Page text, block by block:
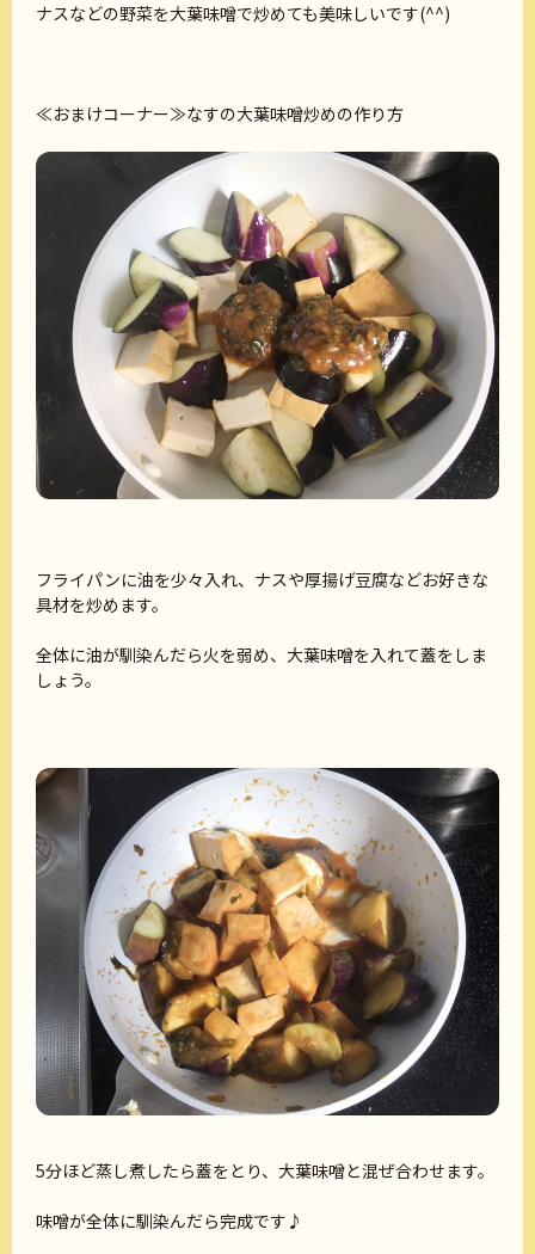
ナスなどの野菜を大葉味噌で炒めても美味しいです(^^)
≪おまけコーナー≫なすの大葉味噌炒めの作り方
フライパンに油を少々入れ、ナスや厚揚げ豆腐などお好きな
具材を炒めます。
全体に油が馴染んだら火を弱め、大葉味噌を入れて蓋をしま
しょう。
5分ほど蒸し煮したら蓋をとり、大葉味噌と混ぜ合わせます。
味噌が全体に馴染んだら完成です♪